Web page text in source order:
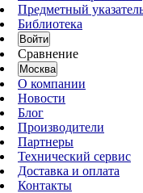
Предметный
Библиотека
Войти
Сравнение
Москва
О компании
Новости
Блог
Производители
Партнеры
Технический сервис
Доставка и оплата
Контакты